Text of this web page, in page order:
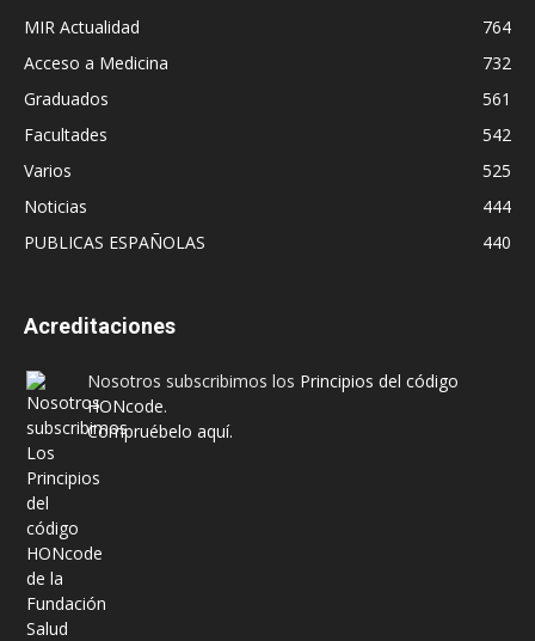
MIR Actualidad
764
Acceso a Medicina
732
Graduados
561
Facultades
542
Varios
525
Noticias
444
PUBLICAS ESPAÑOLAS
440
Acreditaciones
Nosotros subscribimos los Principios del código
HONcode.
Compruébelo aquí.